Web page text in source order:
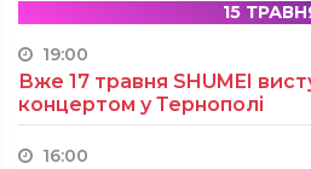
15
19:00
Вже 17 травня SHUMEI
концертом у Тернополі
16:00